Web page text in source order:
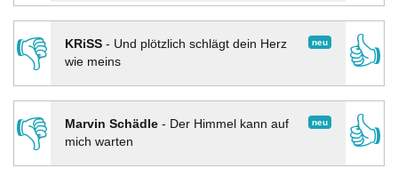
👎
neu
KRiSS- Und plötzlich schlägt dein Herz
wie meins
👍
👎 neu
Marvin Schädle- Der Himmel kann auf
mich warten
👍